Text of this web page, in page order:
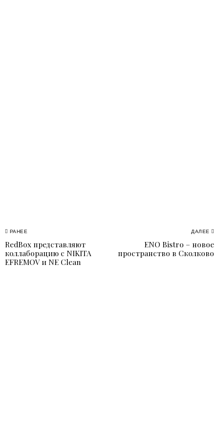
Навигация
по
РАНЕЕ
Previous
post:
RedBox представляют
коллаборацию с NIKITA
EFREMOV и NE Clean
ДАЛЕЕ
ENO Bistro – новое
пространство в Сколково